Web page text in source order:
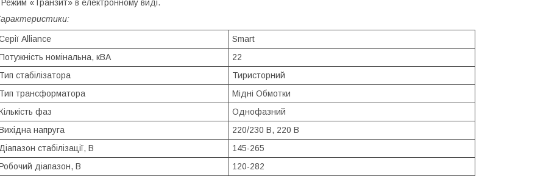
Режим «Транзит» в електронному виді.
Alliance
Smart
номінальна, кВА
22
стабілізатора
Тиристорний
трансформатора
Мідні Обмотки
фаз
Однофазний
напруга
220/230 В, 220 В
стабілізації, В
145-265
діапазон, В
120-282